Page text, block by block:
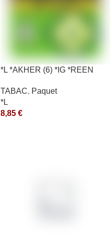
*L *AKHER (6) *IG *REEN
TABAC, Paquet
*L
8,85 €